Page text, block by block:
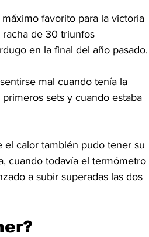
favorito para la victoria
de 30 triunfos
en la final del año pasado.
mal cuando tenía la
sets y cuando estaba
el calor también pudo tener su
cuando todavía el termómetro
a subir superadas las dos